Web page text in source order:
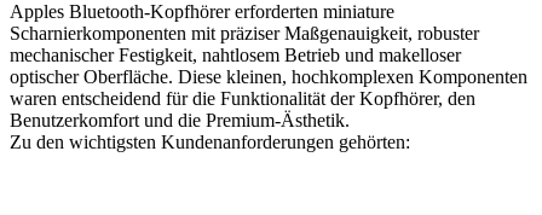
Apples Bluetooth-Kopfhörer erforderten miniature
Scharnierkomponenten mit präziser Maßgenauigkeit, robuster
mechanischer Festigkeit, nahtlosem Betrieb und makelloser
optischer Oberfläche. Diese kleinen, hochkomplexen Komponenten
waren entscheidend für die Funktionalität der Kopfhörer, den
Benutzerkomfort und die Premium-Ästhetik.
Zu den wichtigsten Kundenanforderungen gehörten: